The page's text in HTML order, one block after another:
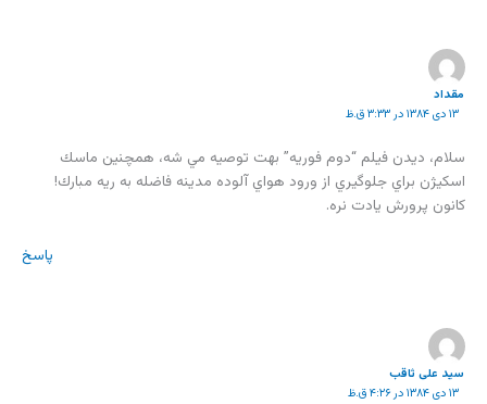
مقداد
۱۳ دی ۱۳۸۴ در ۳:۳۳ ق.ظ
سلام، ديدن فيلم “دوم فوريه” بهت توصيه مي شه، همچنين ماسك
اسكيژن براي جلوگيري از ورود هواي آلوده مدينه فاضله به ريه مبارك!
كانون پرورش يادت نره.
پاسخ
سید علی ثاقب
۱۳ دی ۱۳۸۴ در ۴:۲۶ ق.ظ